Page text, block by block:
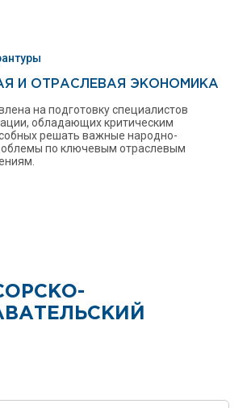
И ОТРАСЛЕВАЯ ЭКОНОМИКА
на подготовку специалистов
обладающих критическим
решать важные народно-
по ключевым отраслевым